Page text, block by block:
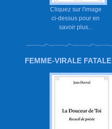
Cliquez sur l'image
ci-dessus pour en
savoir plus...
FEMME-VIRALE FATALE